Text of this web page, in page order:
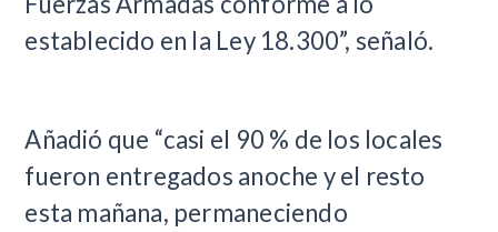
establecido en la Ley 18.300”, señaló.
Añadió que “casi el 90 % de los locales
fueron entregados anoche y el resto
esta mañana, permaneciendo